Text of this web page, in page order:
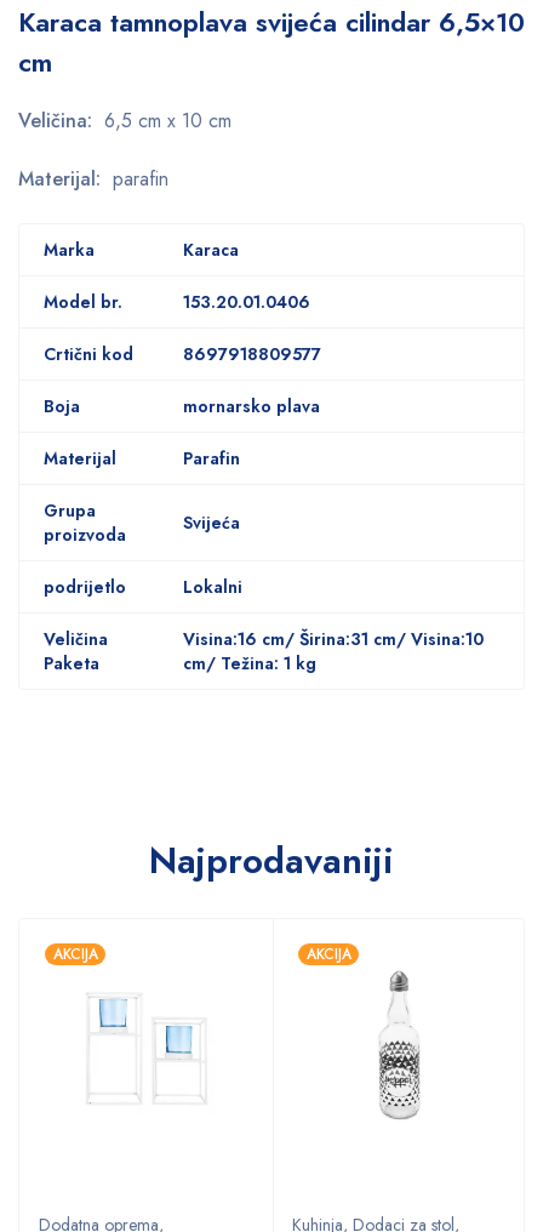
Karaca tamnoplava svijeća cilindar 6,5×10
cm
Veličina: 6,5 cm x 10 cm
Materijal: parafin
Marka Karaca
Model br. 153.20.01.0406
Crtični kod 8697918809577
Boja mornarsko plava
Materijal Parafin
Grupa
proizvoda
Svijeća
podrijetlo Lokalni
Veličina
Paketa
Visina:16 cm/ Širina:31 cm/ Visina:10
cm/ Težina: 1 kg
Najprodavaniji
AKCIJA
Dodatna oprema,
AKCIJA
Kuhinja, Dodaci za stol,